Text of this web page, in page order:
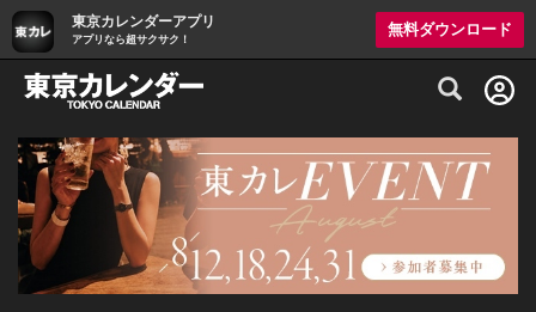
東京カレンダーアプリ
アプリなら超サクサク！
無料ダウンロード
グルメ情報・プレミアムレストラン予約